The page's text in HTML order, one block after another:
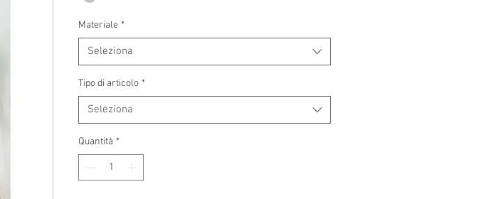
Materiale *
Seleziona
Tipo di articolo *
Seleziona
Quantità *